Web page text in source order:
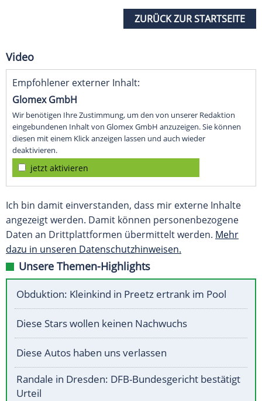
ZURÜCK ZUR STARTSEITE
Video
Empfohlener externer Inhalt:
Glomex GmbH
Wir benötigen Ihre Zustimmung, um den von unserer Redaktion
eingebundenen Inhalt von Glomex GmbH anzuzeigen. Sie können
diesen mit einem Klick anzeigen lassen und auch wieder
deaktivieren.
jetzt aktivieren
Ich bin damit einverstanden, dass mir externe Inhalte
angezeigt werden. Damit können personenbezogene
Daten an Drittplattformen übermittelt werden. Mehr
dazu in unseren Datenschutzhinweisen.
Unsere Themen-Highlights
Obduktion: Kleinkind in Preetz ertrank im Pool
Diese Stars wollen keinen Nachwuchs
Diese Autos haben uns verlassen
Randale in Dresden: DFB-Bundesgericht bestätigt
Urteil